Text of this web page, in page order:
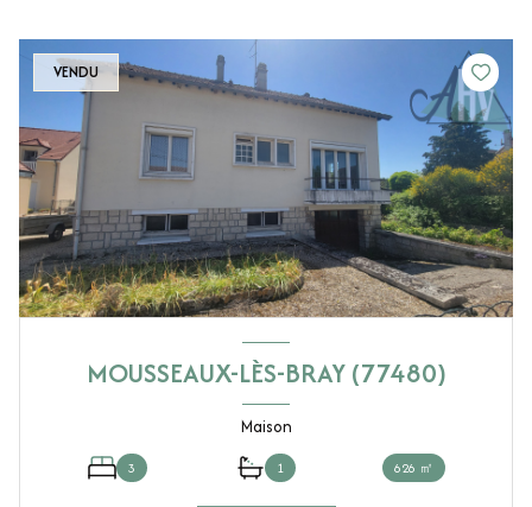
VENDU
MOUSSEAUX-LÈS-BRAY (77480)
Maison
3 1 626 ㎡